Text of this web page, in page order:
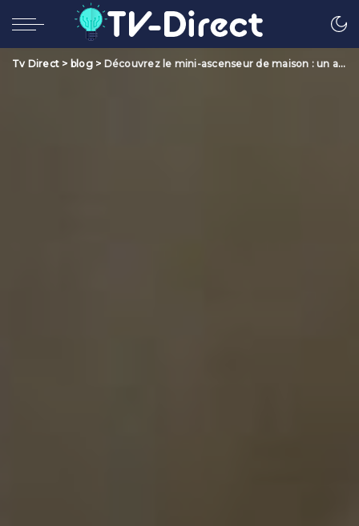
Tv Direct > blog> Découvrez le mini-ascenseur de maison : un ascenseur compact et élégant pour votre maison !